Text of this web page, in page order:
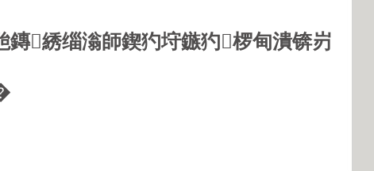
鏄綉缁滃師鍥犳垨鏃犳椤甸潰锛岃